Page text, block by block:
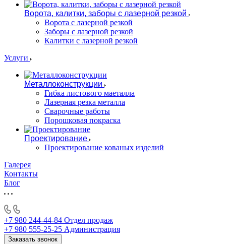
Ворота, калитки, заборы с лазерной резкой
Ворота с лазерной резкой
Заборы с лазерной резкой
Калитки с лазерной резкой
Услуги
Металлоконструкции
Гибка листового маеталла
Лазерная резка металла
Сварочные работы
Порошковая покраска
Проектирование
Проектирование кованых изделий
Галерея
Контакты
Блог
+7 980 244-44-84 Отдел продаж
+7 980 555-25-25 Администрация
Заказать звонок